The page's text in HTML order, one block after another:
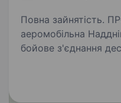
Повна зайнятість. ПРО ПІДРОЗДІЛ 77 окрема
аеромобільна
бойове з'єднання